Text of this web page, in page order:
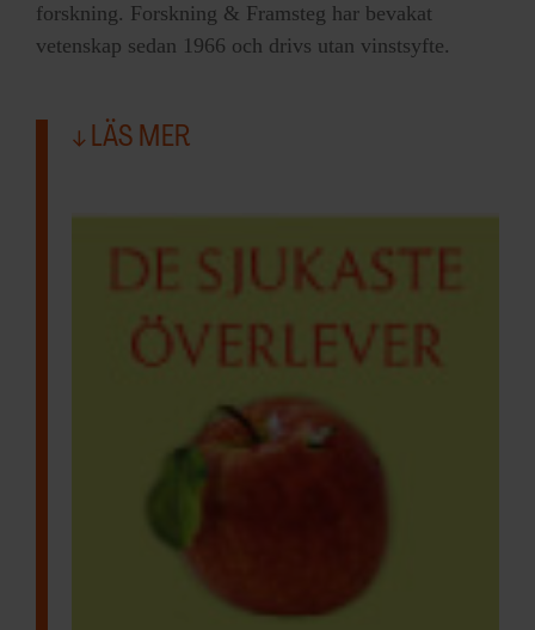
forskning. Forskning & Framsteg har bevakat
vetenskap sedan 1966 och drivs utan vinstsyfte.
LÄS MER